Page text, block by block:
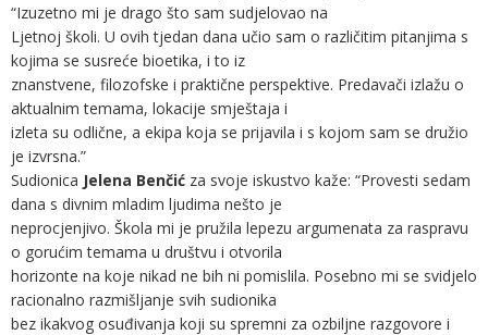
“Izuzetno mi je drago što sam sudjelovao na
Ljetnoj školi. U ovih tjedan dana učio sam o različitim pitanjima s
kojima se susreće bioetika, i to iz
znanstvene, filozofske i praktične perspektive. Predavači izlažu o
aktualnim temama, lokacije smještaja i
izleta su odlične, a ekipa koja se prijavila i s kojom sam se družio
je izvrsna.”
Sudionica Jelena Benčić za svoje iskustvo kaže: “Provesti sedam
dana s divnim mladim ljudima nešto je
neprocjenjivo. Škola mi je pružila lepezu argumenata za raspravu
o gorućim temama u društvu i otvorila
horizonte na koje nikad ne bih ni pomislila. Posebno mi se svidjelo
racionalno razmišljanje svih sudionika
bez ikakvog osuđivanja koji su spremni za ozbiljne razgovore i